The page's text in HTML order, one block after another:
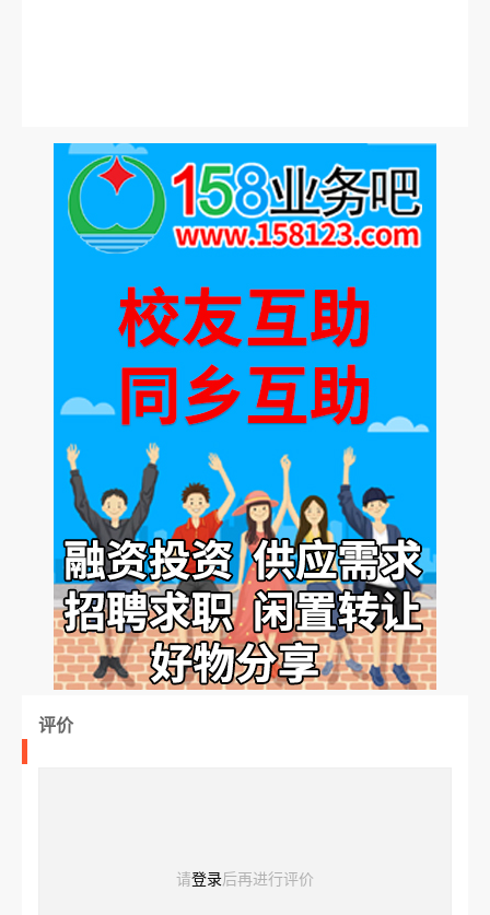
评价
请登录后再进行评价